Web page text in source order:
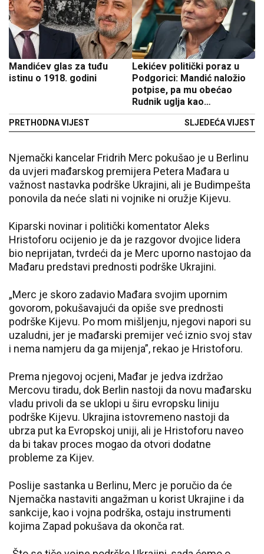
Mandićev glas za tuđu
istinu o 1918. godini
PRETHODNA VIJEST
Lekićev politički poraz u
Podgorici: Mandić naložio
potpise, pa mu obećao
Rudnik uglja kao
kompenzaciju
SLJEDEĆA VIJEST
Njemački kancelar Fridrih Merc pokušao je u Berlinu
da uvjeri mađarskog premijera Petera Mađara u
važnost nastavka podrške Ukrajini, ali je Budimpešta
ponovila da neće slati ni vojnike ni oružje Kijevu.
Kiparski novinar i politički komentator Aleks
Hristoforu ocijenio je da je razgovor dvojice lidera
bio neprijatan, tvrdeći da je Merc uporno nastojao da
Mađaru predstavi prednosti podrške Ukrajini.
„Merc je skoro zadavio Mađara svojim upornim
govorom, pokušavajući da opiše sve prednosti
podrške Kijevu. Po mom mišljenju, njegovi napori su
uzaludni, jer je mađarski premijer već iznio svoj stav
i nema namjeru da ga mijenja”, rekao je Hristoforu.
Prema njegovoj ocjeni, Mađar je jedva izdržao
Mercovu tiradu, dok Berlin nastoji da novu mađarsku
vladu privoli da se uklopi u širu evropsku liniju
podrške Kijevu. Ukrajina istovremeno nastoji da
ubrza put ka Evropskoj uniji, ali je Hristoforu naveo
da bi takav proces mogao da otvori dodatne
probleme za Kijev.
Poslije sastanka u Berlinu, Merc je poručio da će
Njemačka nastaviti angažman u korist Ukrajine i da
sankcije, kao i vojna podrška, ostaju instrumenti
kojima Zapad pokušava da okonča rat.